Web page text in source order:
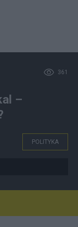
361
–
POLITYKA